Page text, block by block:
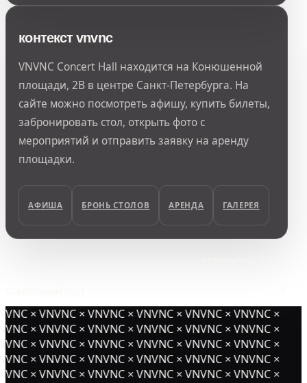
контекст vnvnc
VNVNC Concert Hall находится на Конюшенной
площади, 2В в центре Санкт-Петербурга. На
сайте можно посмотреть афишу, купить билеты,
забронировать стол, открыть фото с
мероприятий и отправить заявку на аренду
площадки.
АФИША БРОНЬ СТОЛОВ АРЕНДА ГАЛЕРЕЯ
× VNVNC × VNVNC × VNVNC × VNVNC × VNVNC ×
× VNVNC × VNVNC × VNVNC × VNVNC × VNVNC ×
× VNVNC × VNVNC × VNVNC × VNVNC × VNVNC ×
× VNVNC × VNVNC × VNVNC × VNVNC × VNVNC ×
× VNVNC × VNVNC × VNVNC × VNVNC × VNVNC ×